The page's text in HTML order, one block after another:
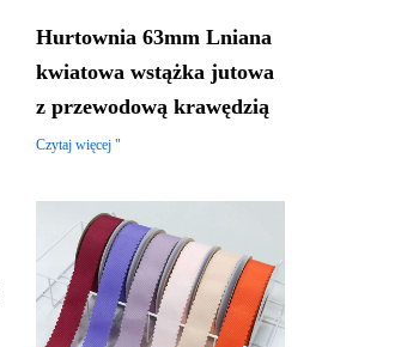
Hurtownia 63mm Lniana
kwiatowa wstążka jutowa
z przewodową krawędzią
Czytaj więcej "